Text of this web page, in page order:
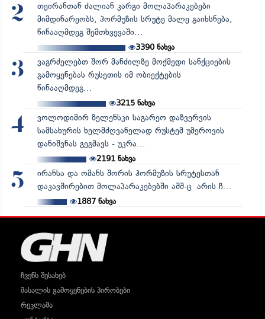
2
თეირანთან ძალიან კარგი მოლაპარაკებები
მიმდინარეობს, ჰორმუზის სრუტე მალე გაიხსნება,
წინააღმდეგ შემთხვევაში...
3390ნახვა
3
ვაგრძელებთ შორ მანძილზე მოქმედი სანქციების
გამოყენებას რუსეთის იმ ობიექტების
წინააღმდეგ...
3215ნახვა
4
ვოლოდიმირ ზელენსკი საგარეო დაზვერვის
სამსახურის ხელმძღვანელად რუსტემ უმეროვის
დანიშვნას გეგმავს - უკრა...
2191ნახვა
5
ირანსა და ომანს შორის ჰორმუზის სრუტესთან
დაკავშირებით მოლაპარაკებებში აშშ-ც არის ჩ...
1887ნახვა
ჩვენს შესახებ
მასალის გამოყენების პირობები
რეკლამა